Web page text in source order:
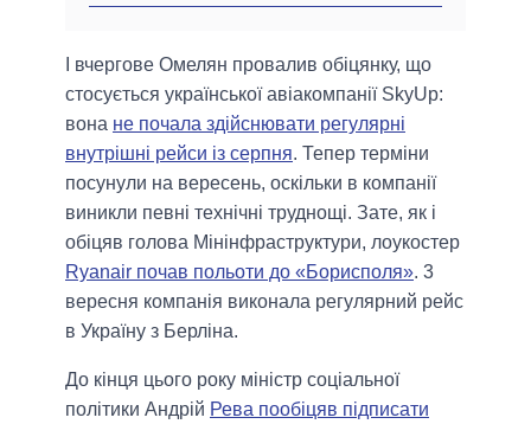
І вчергове Омелян провалив обіцянку, що
стосується української авіакомпанії SkyUp:
вона не почала здійснювати регулярні
внутрішні рейси із серпня. Тепер терміни
посунули на вересень, оскільки в компанії
виникли певні технічні труднощі. Зате, як і
обіцяв голова Мінінфраструктури, лоукостер
Ryanair почав польоти до «Борисполя». 3
вересня компанія виконала регулярний рейс
в Україну з Берліна.
До кінця цього року міністр соціальної
політики Андрій Рева пообіцяв підписати